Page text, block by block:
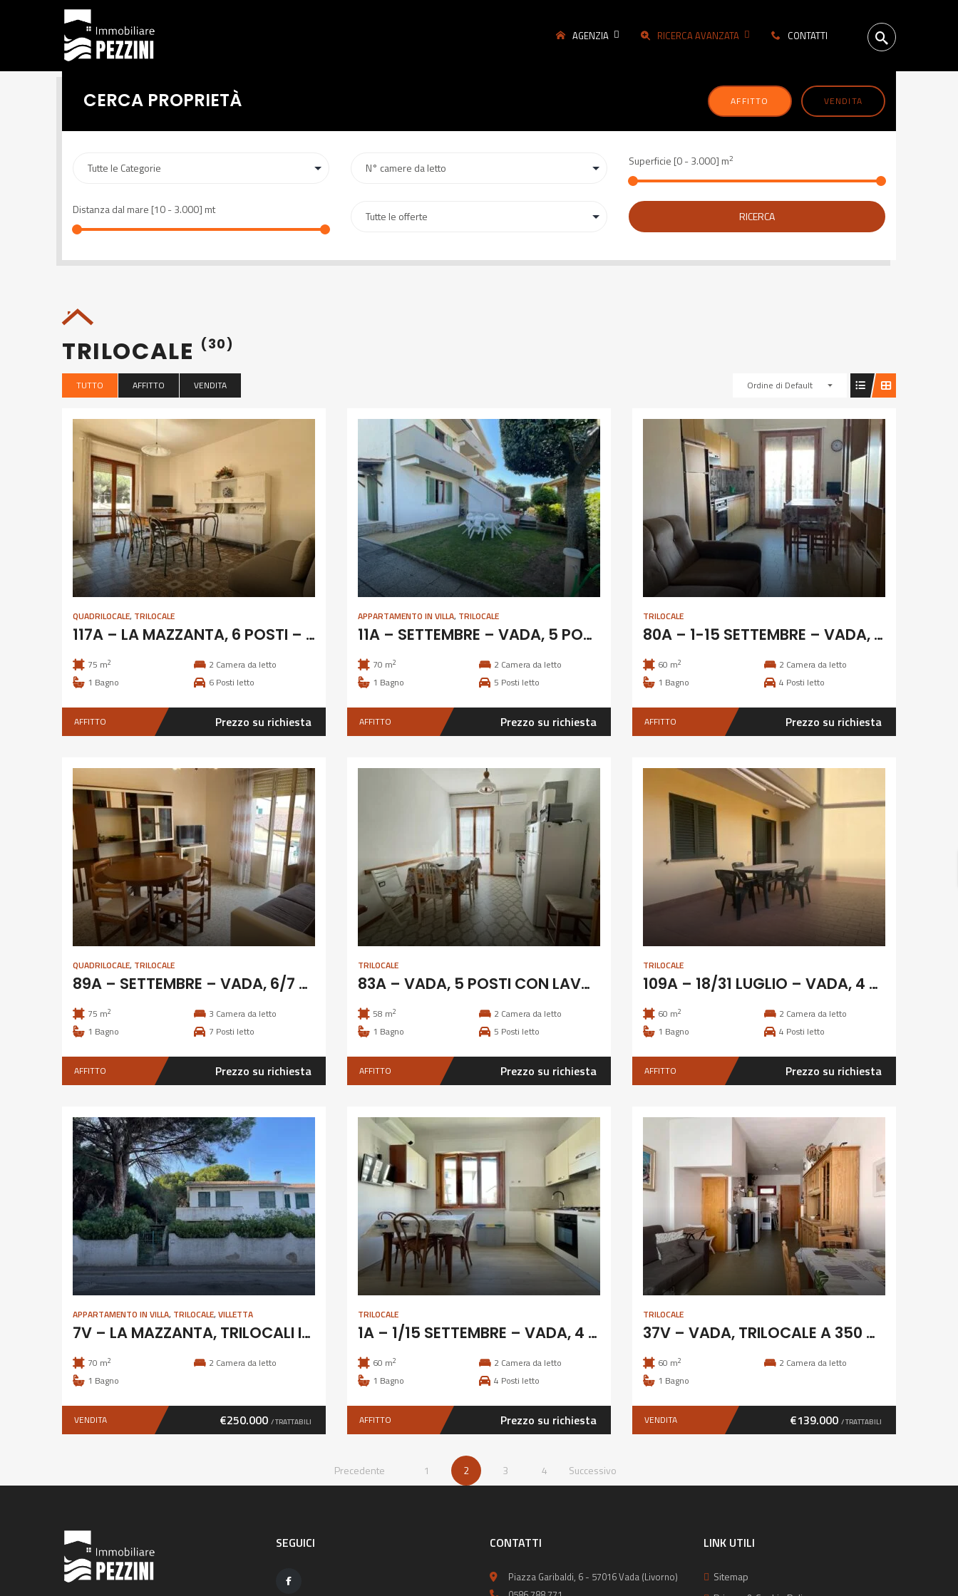
AGENZIA RICERCA AVANZATA CONTATTI
CERCA PROPRIETÀ AFFITTO VENDITA
Superficie [0-3.000] m2
Distanza dal mare [10-3.000] mt RICERCA
TRILOCALE (30)
TUTTO AFFITTO VENDITA Ordine di Default
QUADRILOCALE, TRILOCALE
117A – LA MAZZANTA, 6 POSTI – LUGLIO E SETTEMBRE
75 m2 2 Camera da letto
1 Bagno 6 Posti letto
AFFITTO Prezzo su richiesta
APPARTAMENTO IN VILLA, TRILOCALE
11A – SETTEMBRE – VADA, 5 POSTI
70 m2 2 Camera da letto
1 Bagno 5 Posti letto
AFFITTO Prezzo su richiesta
TRILOCALE
80A – 1-15 SETTEMBRE – VADA, 4 POSTI
60 m2 2 Camera da letto
1 Bagno 4 Posti letto
AFFITTO Prezzo su richiesta
QUADRILOCALE, TRILOCALE
89A – SETTEMBRE – VADA, 6/7 posti letto
75 m2 3 Camera da letto
1 Bagno 7 Posti letto
AFFITTO Prezzo su richiesta
TRILOCALE
83A – VADA, 5 POSTI CON LAVATRICE E CLIMATIZZAZIONE
58 m2 2 Camera da letto
1 Bagno 5 Posti letto
AFFITTO Prezzo su richiesta
TRILOCALE
109A – 18/31 LUGLIO – VADA, 4 POSTI CON GIARDINO
60 m2 2 Camera da letto
1 Bagno 4 Posti letto
AFFITTO Prezzo su richiesta
APPARTAMENTO IN VILLA, TRILOCALE,VILLETTA
7V – LA MAZZANTA, TRILOCALI IN POSIZIONE ESCLUSIVA
70 m2 2 Camera da letto
1 Bagno
VENDITA €250.000 / TRATTABILI
TRILOCALE
1A – 1/15 SETTEMBRE – VADA, 4 POSTI CLIMATIZZATO
60 m2 2 Camera da letto
1 Bagno 4 Posti letto
AFFITTO Prezzo su richiesta
TRILOCALE
37V – VADA, TRILOCALE A 350 M DAL MARE
60 m2 2 Camera da letto
1 Bagno
VENDITA €139.000 / TRATTABILI
Precedente 1 2 3 4 Successivo
SEGUICI CONTATTI
Piazza Garibaldi, 6 - 57016 Vada (Livorno)
LINK UTILI
Sitemap